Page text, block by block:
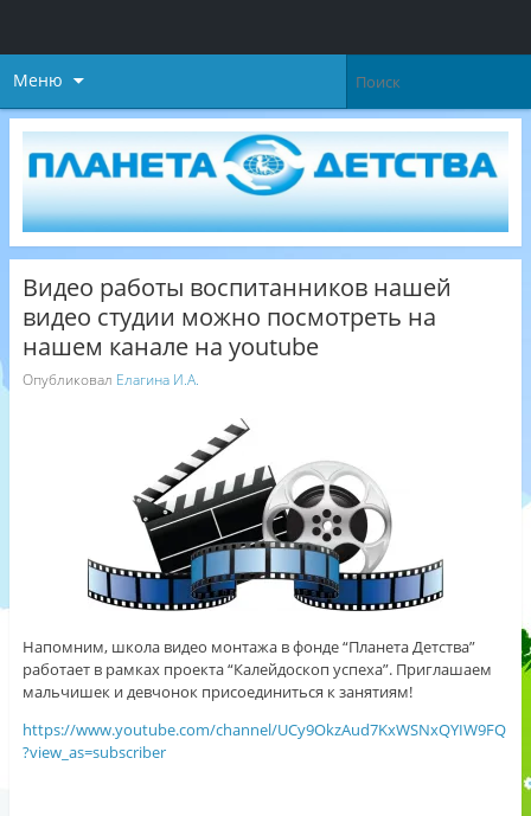
Меню
Видео работы воспитанников нашей
видео студии можно посмотреть на
нашем канале на youtube
Опубликовал Елагина И.А.
Напомним, школа видео монтажа в фонде “Планета Детства”
работает в рамках проекта “Калейдоскоп успеха”. Приглашаем
мальчишек и девчонок присоединиться к занятиям!
https://www.youtube.com/channel/UCy9OkzAud7KxWSNxQYIW9FQ
?view_as=subscriber